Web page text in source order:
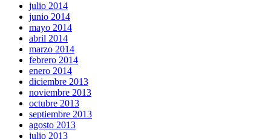
julio 2014
junio 2014
mayo 2014
abril 2014
marzo 2014
febrero 2014
enero 2014
diciembre 2013
noviembre 2013
octubre 2013
septiembre 2013
agosto 2013
julio 2013